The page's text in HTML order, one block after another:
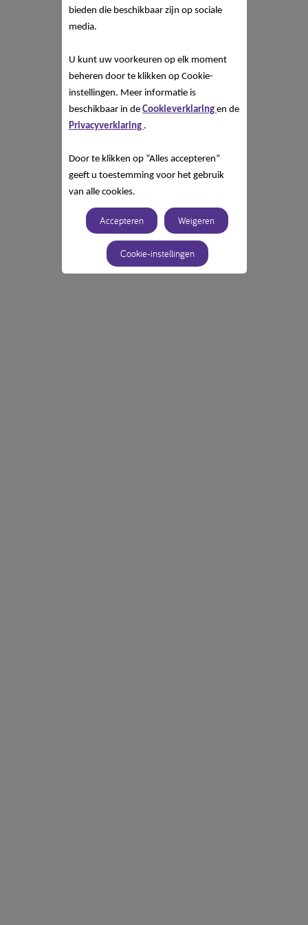
bieden die beschikbaar zijn op sociale
media.
U kunt uw voorkeuren op elk moment
beheren door te klikken op Cookie-
instellingen. Meer informatie is
beschikbaar in de Cookieverklaring en de
Privacyverklaring .
Door te klikken op “Alles accepteren”
geeft u toestemming voor het gebruik
van alle cookies.
Accepteren Weigeren
Cookie-instellingen